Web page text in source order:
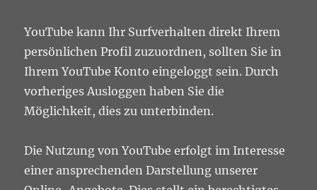
YouTube kann Ihr Surfverhalten direkt Ihrem
persönlichen Profil zuzuordnen, sollten Sie in
Ihrem YouTube Konto eingeloggt sein. Durch
vorheriges Ausloggen haben Sie die
Möglichkeit, dies zu unterbinden.
Die Nutzung von YouTube erfolgt im Interesse
einer ansprechenden Darstellung unserer